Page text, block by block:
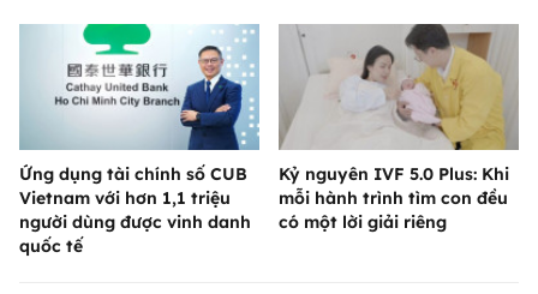
Ứng dụng tài chính số CUB
Vietnam với hơn 1,1 triệu
người dùng được vinh danh
quốc tế
Kỷ nguyên IVF 5.0 Plus: Khi
mỗi hành trình tìm con đều
có một lời giải riêng